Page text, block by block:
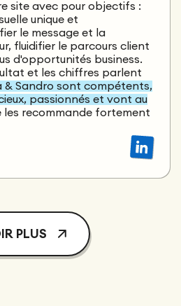
site avec pour objectifs :
unique et
le message et la
fluidifier le parcours client
d'opportunités business.
et les chiffres parlent
& Sandro sont compétents,
passionnés et vont au
les recommande fortement
PLUS